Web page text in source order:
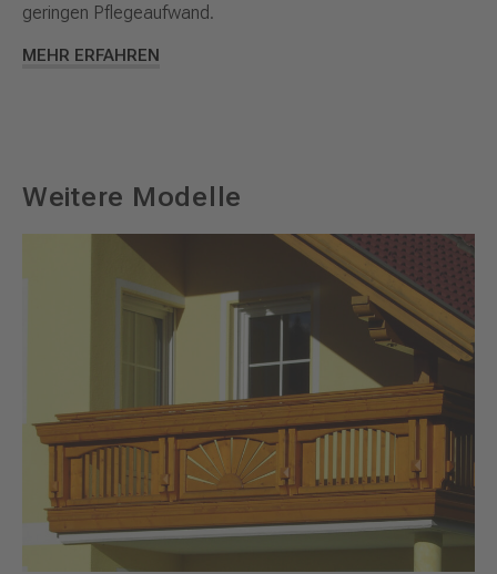
geringen Pflegeaufwand.
MEHR ERFAHREN
Weitere Modelle